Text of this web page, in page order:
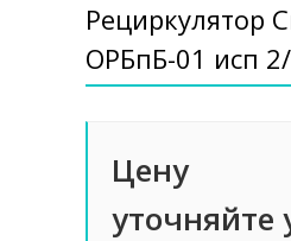
Рециркулятор
ОРБпБ-01 исп
Цену
уточняйте